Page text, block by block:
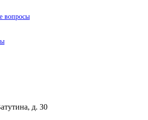
вопросы
д. 30